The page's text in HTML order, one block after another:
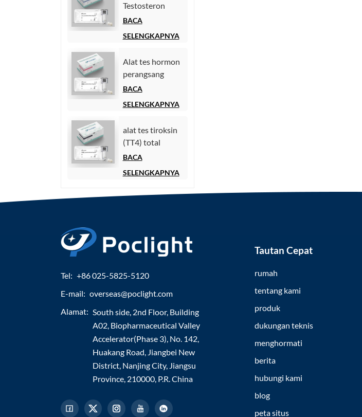
Testosteron
(Chemiluminescence
BACA
SELENGKAPNYA
Alat tes hormon
perangsang
folikel (FSH).
BACA
SELENGKAPNYA
alat tes tiroksin
(TT4) total
BACA
SELENGKAPNYA
Tel: +86 025-5825-5120
E-mail: overseas@poclight.com
Alamat: South side, 2nd Floor, Building
A02, Biopharmaceutical Valley
Accelerator(Phase 3), No. 142,
Huakang Road, Jiangbei New
District, Nanjing City, Jiangsu
Province, 210000, P.R. China
Tautan Cepat
rumah
tentang kami
produk
dukungan teknis
menghormati
berita
hubungi kami
blog
peta situs